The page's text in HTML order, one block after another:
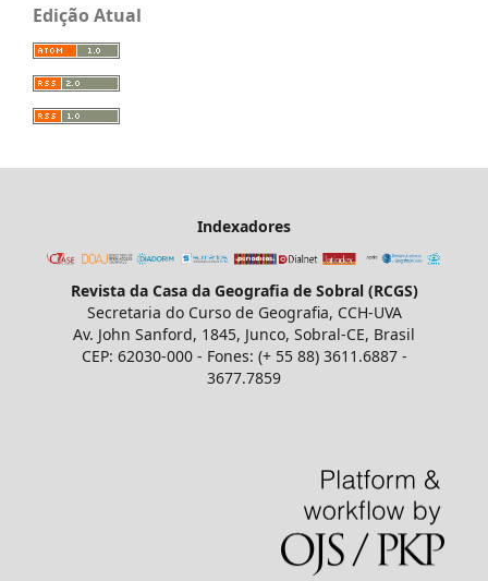
Edição Atual
Indexadores
Revista da Casa da Geografia de Sobral (RCGS)
Secretaria do Curso de Geografia, CCH-UVA
Av. John Sanford, 1845, Junco, Sobral-CE, Brasil
CEP: 62030-000 - Fones: (+ 55 88) 3611.6887 -
3677.7859